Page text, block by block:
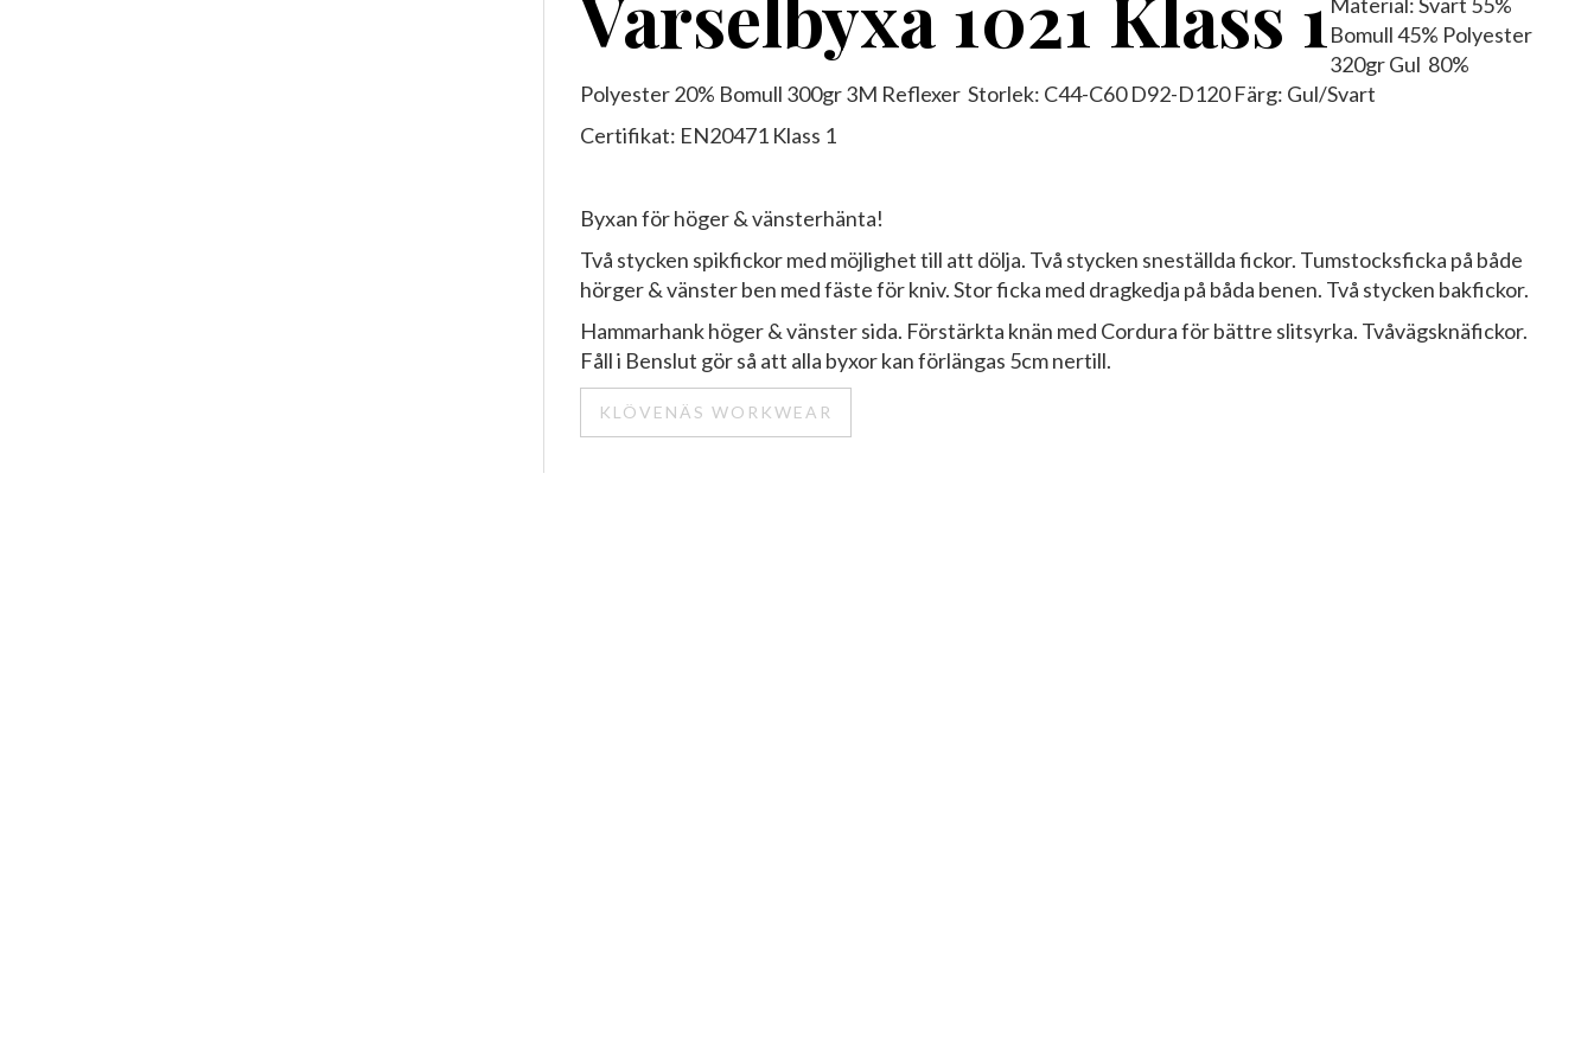
Bomull 45% Polyester
320gr Gul 80%
Polyester 20% Bomull 300gr 3M Reflexer Storlek: C44-C60 D92-D120 Färg: Gul/Svart
Certifikat: EN20471 Klass 1
Byxan för höger & vänsterhänta!
Två stycken spikfickor med möjlighet till att dölja. Två stycken sneställda fickor. Tumstocksficka på både
hörger & vänster ben med fäste för kniv. Stor ficka med dragkedja på båda benen. Två stycken bakfickor.
Hammarhank höger & vänster sida. Förstärkta knän med Cordura för bättre slitsyrka. Tvåvägsknäfickor.
Fåll i Benslut gör så att alla byxor kan förlängas 5cm nertill.
KLÖVENÄS WORKWEAR